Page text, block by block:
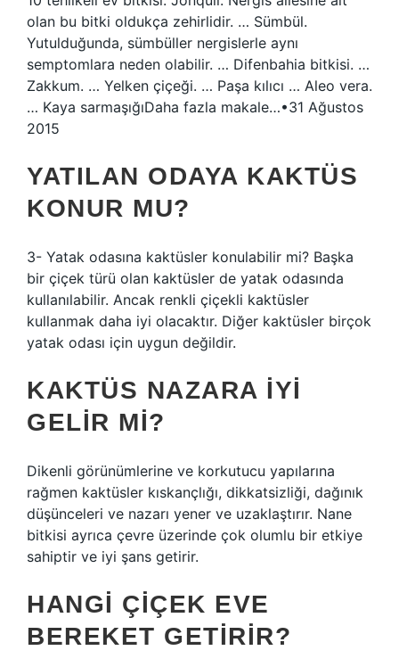
olan bu bitki oldukça zehirlidir. … Sümbül.
Yutulduğunda, sümbüller nergislerle aynı
semptomlara neden olabilir. … Difenbahia bitkisi. …
Zakkum. … Yelken çiçeği. … Paşa kılıcı … Aleo vera.
… Kaya sarmaşığıDaha fazla makale…•31 Ağustos
2015
YATILAN ODAYA KAKTÜS
KONUR MU?
3- Yatak odasına kaktüsler konulabilir mi? Başka
bir çiçek türü olan kaktüsler de yatak odasında
kullanılabilir. Ancak renkli çiçekli kaktüsler
kullanmak daha iyi olacaktır. Diğer kaktüsler birçok
yatak odası için uygun değildir.
KAKTÜS NAZARA IYI
GELIR MI?
Dikenli görünümlerine ve korkutucu yapılarına
rağmen kaktüsler kıskançlığı, dikkatsizliği, dağınık
düşünceleri ve nazarı yener ve uzaklaştırır. Nane
bitkisi ayrıca çevre üzerinde çok olumlu bir etkiye
sahiptir ve iyi şans getirir.
HANGI ÇIÇEK EVE
BEREKET GETIRIR?